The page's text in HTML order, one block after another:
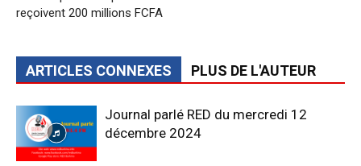
reçoivent 200 millions FCFA
ARTICLES CONNEXES PLUS DE L'AUTEUR
Journal parlé RED du mercredi 12
décembre 2024